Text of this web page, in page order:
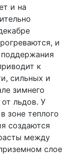
и на
и
к
сильных и
зимнего
льдов. У
зоне теплого
создаются
между
слое